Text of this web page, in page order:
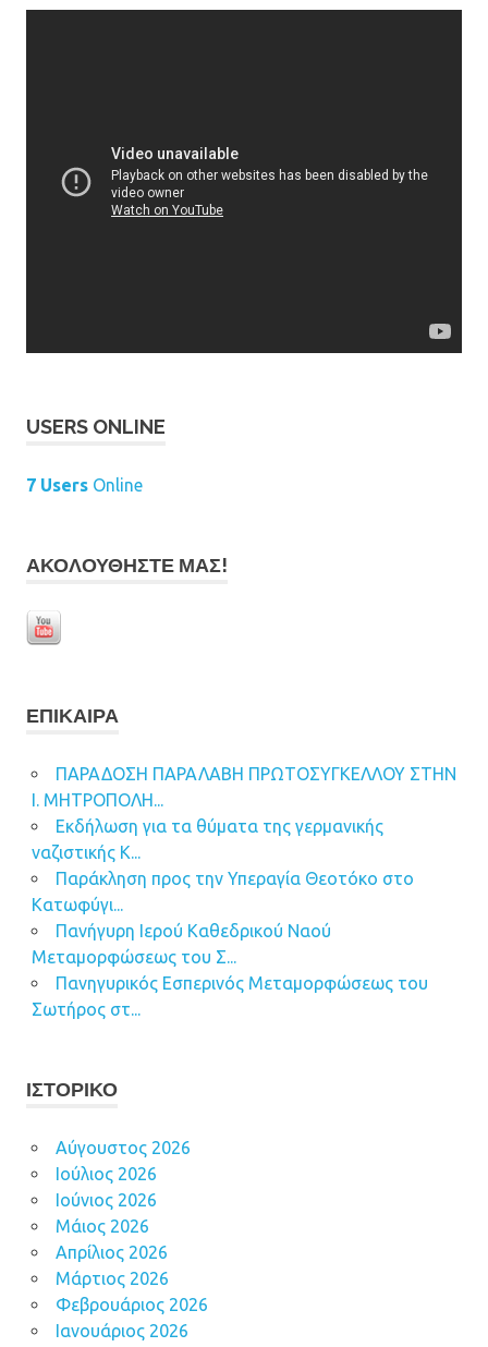
USERS ONLINE
7 Users Online
ΑΚΟΛΟΥΘΉΣΤΕ ΜΑΣ!
ΕΠΊΚΑΙΡΑ
ΠΑΡΑΔΟΣΗ ΠΑΡΑΛΑΒΗ ΠΡΩΤΟΣΥΓΚΕΛΛΟΥ ΣΤΗΝ
Ι. ΜΗΤΡΟΠΟΛΗ...
Εκδήλωση για τα θύματα της γερμανικής
ναζιστικής Κ...
Παράκληση προς την Υπεραγία Θεοτόκο στο
Κατωφύγι...
Πανήγυρη Ιερού Καθεδρικού Ναού
Μεταμορφώσεως του Σ...
Πανηγυρικός Εσπερινός Μεταμορφώσεως του
Σωτήρος στ...
ΙΣΤΟΡΙΚΌ
Αύγουστος 2026
Ιούλιος 2026
Ιούνιος 2026
Μάιος 2026
Απρίλιος 2026
Μάρτιος 2026
Φεβρουάριος 2026
Ιανουάριος 2026